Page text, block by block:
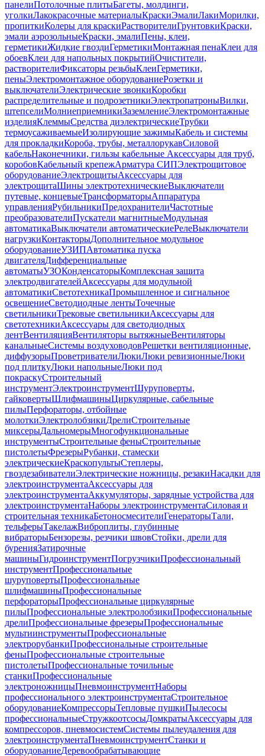
панелиПотолочные плитыБагеты, молдинги,
уголкиЛакокрасочные материалыКраскиЭмалиЛакиМорилки,
пропиткиКолеры для краскиРастворителиГрунтовкиКраски,
эмали аэрозольныеКраски, эмалиПены, клеи,
герметикиЖидкие гвоздиГерметикиМонтажная пенаКлеи для
обоевКлеи для напольных покрытийОчистители,
растворителиФиксаторы резьбыКлеиГерметики,
пеныЭлектромонтажное оборудованиеРозетки и
выключателиЭлектрические звонкиКоробки
распределительные и подрозетникиЭлектропатроныВилки,
штепселиМолниеприемникиЗаземлениеЭлектромонтажные
изделияКлеммыСредства диэлектрическиеТрубки
термоусаживаемыеИзолирующие зажимыКабель и системы
для прокладкиКороба, трубы, металлорукавСиловой
кабельНаконечники, гильзы кабельные Аксессуары для труб,
коробовКабельный крепежАрматура СИПЭлектрощитовое
оборудованиеЭлектрощитыАксессуары для
электрощитаШины электротехническиеВыключатели
путевые, концевыеТрансформаторыАппаратура
управленияРубильникиПредохранителиЧастотные
преобразователиПускатели магнитныеМодульная
автоматикаВыключатели автоматическиеРелеВыключатели
нагрузкиКонтакторыДополнительное модульное
оборудованиеУЗИПАвтоматика пуска
двигателяДифференциальные
автоматыУЗОКонденсаторыКомплексная защита
электродвигателейАксессуары для модульной
автоматикиСветотехникаПромышленное и сигнальное
освещениеСветодиодные лентыТочечные
светильникиТрековые светильникиАксессуары для
светотехникиАксессуары для светодиодных
лентВентиляцияВентиляторы вытяжныеВентиляторы
канальныеСистемы воздуховодовРешетки вентиляционные,
диффузорыПроветривателиЛюкиЛюки ревизионныеЛюки
под плиткуЛюки напольныеЛюки под
покраскуСтроительный
инструментЭлектроинструментШуруповерты,
гайковертыШлифмашиныЦиркулярные, сабельные
пилыПерфораторы, отбойные
молоткиЭлектролобзикиДрелиСтроительные
миксерыДальномерыМногофункциональные
инструментыСтроительные феныСтроительные
пистолетыФрезерыРубанки, стамески
электрическиеКраскопультыСтеплеры,
гвоздезабивателиЭлектрические ножницы, резакиНасадки для
электроинструментаАксессуары для
электроинструментаАккумуляторы, зарядные устройства для
электроинструментаНаборы электроинструментаСиловая и
строительная техникаБетоносмесителиГенераторыТали,
тельферыТакелажВиброплиты, глубинные
вибраторыБензорезы, резчики швовСтойки, дрели для
буренияЗатирочные
машиныГидроинструментПогрузчикиПрофессиональный
инструментПрофессиональные
шуруповертыПрофессиональные
шлифмашиныПрофессиональные
перфораторыПрофессиональные циркулярные
пилыПрофессиональные электролобзикиПрофессиональные
дрелиПрофессиональные фрезерыПрофессиональные
мультиинструментыПрофессиональные
электрорубанкиПрофессиональные строительные
феныПрофессиональные строительные
пистолетыПрофессиональные точильные
станкиПрофессиональные
электроножницыПневмоинструментНаборы
профессионального электроинструментаСтроительное
оборудованиеКомпрессорыТепловые пушкиПылесосы
профессиональныеСтружкоотсосыДомкратыАксессуары для
компрессоров, пневмосистемСистемы пылеудаления для
электроинструментаПневмоинструментСтанки и
оборудованиеДеревообрабатывающие